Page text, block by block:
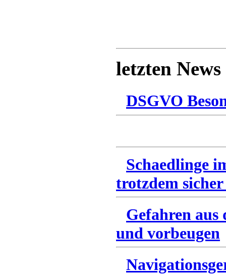
letzten News
DSGVO
Schaedlinge
trotzdem
Gefahren
und vorbeugen